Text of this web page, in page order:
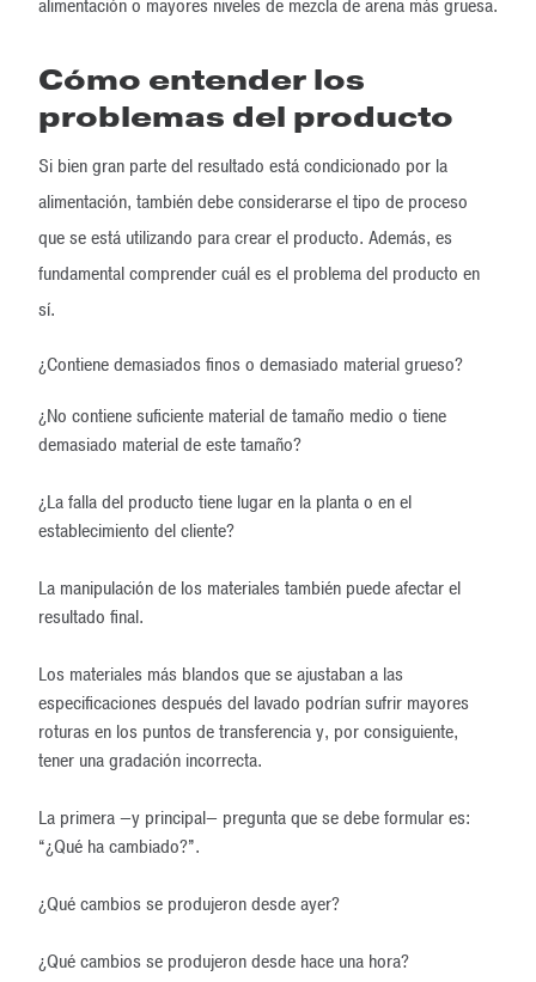
alimentación o mayores niveles de mezcla de arena más gruesa.
Cómo entender los
problemas del producto
Si bien gran parte del resultado está condicionado por la
alimentación, también debe considerarse el tipo de proceso
que se está utilizando para crear el producto. Además, es
fundamental comprender cuál es el problema del producto en
sí.
¿Contiene demasiados finos o demasiado material grueso?
¿No contiene suficiente material de tamaño medio o tiene
demasiado material de este tamaño?
¿La falla del producto tiene lugar en la planta o en el
establecimiento del cliente?
La manipulación de los materiales también puede afectar el
resultado final.
Los materiales más blandos que se ajustaban a las
especificaciones después del lavado podrían sufrir mayores
roturas en los puntos de transferencia y, por consiguiente,
tener una gradación incorrecta.
La primera —y principal— pregunta que se debe formular es:
“¿Qué ha cambiado?”.
¿Qué cambios se produjeron desde ayer?
¿Qué cambios se produjeron desde hace una hora?